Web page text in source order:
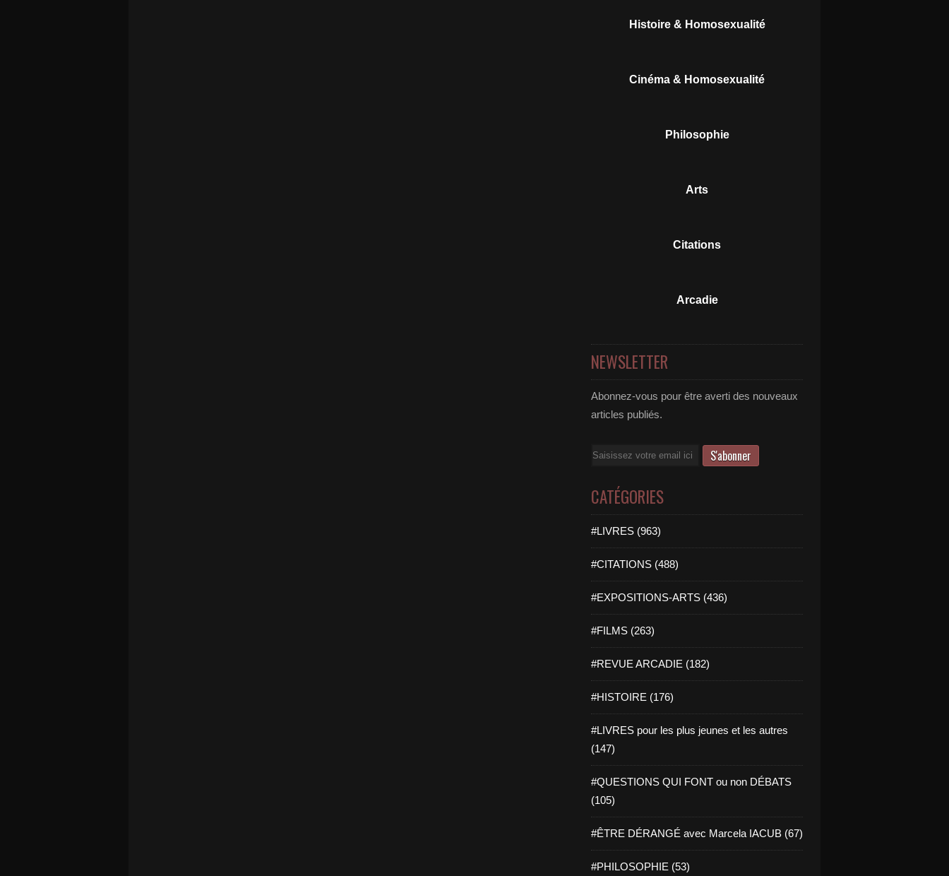
Histoire & Homosexualité
Cinéma & Homosexualité
Philosophie
Arts
Citations
Arcadie
NEWSLETTER
Abonnez-vous pour être averti des nouveaux
articles publiés.
Email
CATÉGORIES
#LIVRES (963)
#CITATIONS (488)
#EXPOSITIONS-ARTS (436)
#FILMS (263)
#REVUE ARCADIE (182)
#HISTOIRE (176)
#LIVRES pour les plus jeunes et les autres
(147)
#QUESTIONS QUI FONT ou non DÉBATS
(105)
#ÊTRE DÉRANGÉ avec Marcela IACUB (67)
#PHILOSOPHIE (53)